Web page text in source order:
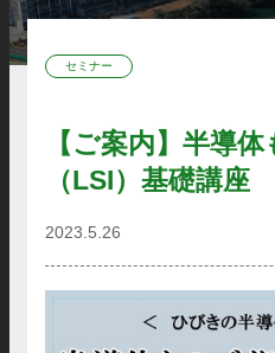
セミナー
【ご案内】半導
（LSI）基礎講座
2023.5.26